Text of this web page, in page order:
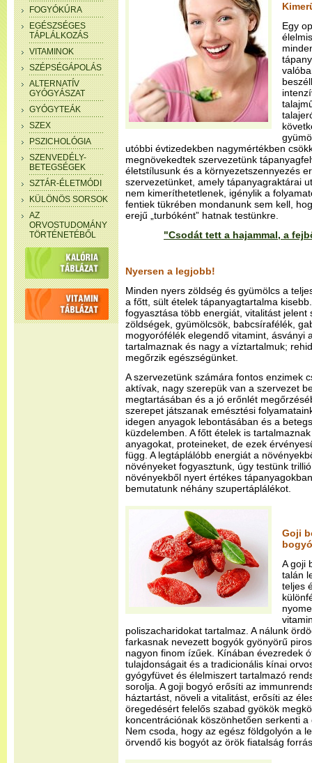
FOGYÓKÚRA
EGÉSZSÉGES
TÁPLÁLKOZÁS
VITAMINOK
SZÉPSÉGÁPOLÁS
ALTERNATÍV
GYÓGYÁSZAT
GYÓGYTEÁK
SZEX
PSZICHOLÓGIA
SZENVEDÉLY-
BETEGSÉGEK
SZTÁR-ÉLETMÓDI
KÜLÖNÖS SORSOK
AZ
ORVOSTUDOMÁNY
TÖRTÉNETÉBŐL
Egy
utóbbi évtizedekben nagymértékben
megnövekedtek szervezetünk
életstílusunk és a környezetszennyezés
szervezetünket, amely tápanyagraktárai
nem kimeríthetetlenek, igénylik a
fentiek tükrében mondanunk sem kell,
erejű „turbóként” hatnak testünkre.
"Csodát tett a hajammal, a
Nyersen a legjobb!
Minden nyers zöldség és gyümölcs a
a főtt, sült ételek tápanyagtartalma
fogyasztása több energiát, vitalitást jelent
zöldségek, gyümölcsök, babcsírafélék,
mogyorófélék elegendő vitamint, ásványi
tartalmaznak és nagy a víztartalmuk;
megőrzik egészségünket.
A szervezetünk számára fontos enzimek
aktívak, nagy szerepük van a szervezet
megtartásában és a jó erőnlét
szerepet játszanak emésztési
idegen anyagok lebontásában és a
küzdelemben. A főtt ételek is
anyagokat, proteineket, de ezek
függ. A legtáplálóbb energiát a
növényeket fogyasztunk, úgy testünk
növényekből nyert értékes
bemutatunk néhány szupertáplálékot.
Goji
A goji
talán
teljes
poliszacharidokat tartalmaz. A nálunk
farkasnak nevezett bogyók gyönyörű
nagyon finom ízűek. Kínában évezredek
tulajdonságait és a tradicionális kínai
gyógyfüvet és élelmiszert tartalmazó
sorolja. A goji bogyó erősíti az
háztartást, növeli a vitalitást, erősíti az
öregedésért felelős szabad gyökök
koncentrációnak köszönhetően serkenti
Nem csoda, hogy az egész földgolyón a
örvendő kis bogyót az örök fiatalság